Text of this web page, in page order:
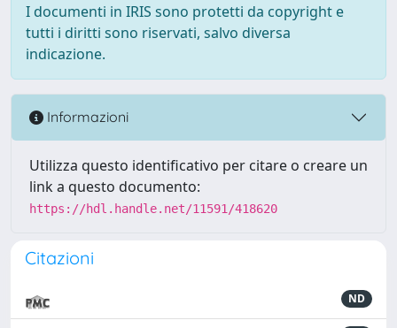
I documenti in IRIS sono protetti da copyright e
tutti i diritti sono riservati, salvo diversa
indicazione.
Informazioni
Utilizza questo identificativo per citare o creare un
link a questo documento:
https://hdl.handle.net/11591/418620
Citazioni
ND